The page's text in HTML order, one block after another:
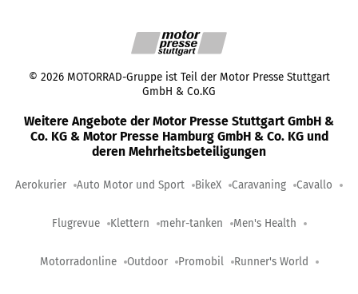
© 2026 MOTORRAD-Gruppe ist Teil der Motor Presse Stuttgart
GmbH & Co.KG
Weitere Angebote der Motor Presse Stuttgart GmbH &
Co. KG & Motor Presse Hamburg GmbH & Co. KG und
deren Mehrheitsbeteiligungen
Aerokurier Auto Motor und Sport BikeX Caravaning Cavallo
Flugrevue Klettern mehr-tanken Men's Health
Motorradonline Outdoor Promobil Runner's World